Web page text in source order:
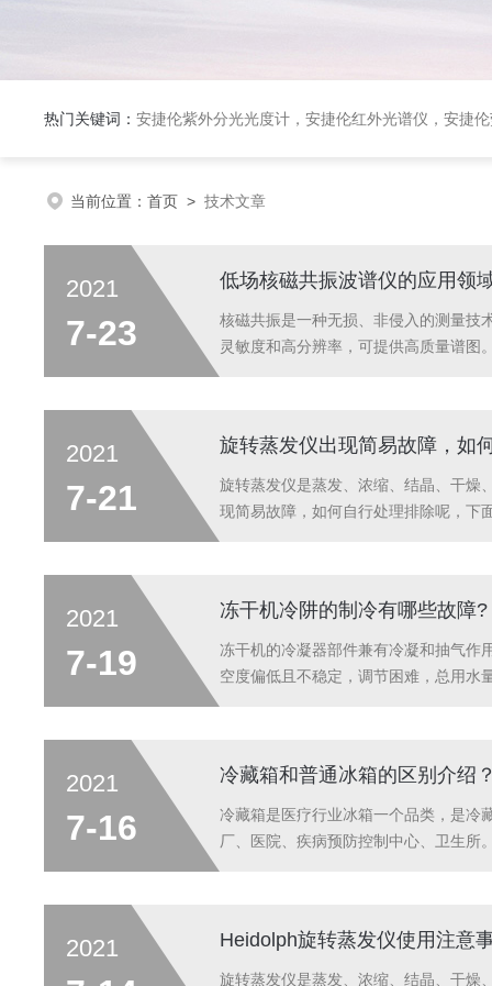
热门关键词： 安捷伦紫外分光光度计，安捷伦红外光谱仪，安捷伦荧光光谱仪，泰事达实验室冻干机，布鲁克台式顺
当前位置： 首页 > 技术文章
2021
7-23
低场核磁共振波谱仪的应用领
核磁共振是一种无损、非侵入的测量技
灵敏度和高分辨率，可提供高质量谱图
2021
7-21
旋转蒸发仪出现简易故障，如
旋转蒸发仪是蒸发、浓缩、结晶、干燥
现简易故障，如何自行处理排除呢，下
2021
7-19
冻干机冷阱的制冷有哪些故障?
冻干机的冷凝器部件兼有冷凝和抽气作
空度偏低且不稳定，调节困难，总用水
2021
7-16
冷藏箱和普通冰箱的区别介绍
冷藏箱是医疗行业冰箱一个品类，是冷
厂、医院、疾病预防控制中心、卫生
2021 Heidolph旋转蒸发仪使用注意
旋转蒸发仪是蒸发、浓缩、结晶、干燥